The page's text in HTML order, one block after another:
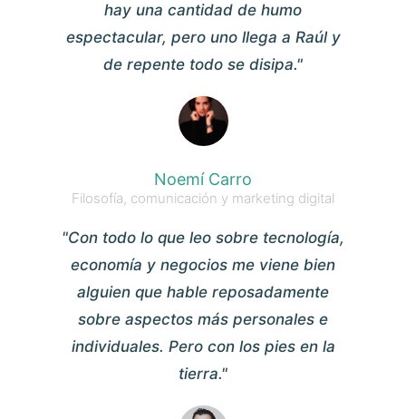
hay una cantidad de humo
espectacular, pero uno llega a Raúl y
de repente todo se disipa."
Noemí Carro
Filosofía, comunicación y marketing digital
"Con todo lo que leo sobre tecnología,
economía y negocios me viene bien
alguien que hable reposadamente
sobre aspectos más personales e
individuales. Pero con los pies en la
tierra."